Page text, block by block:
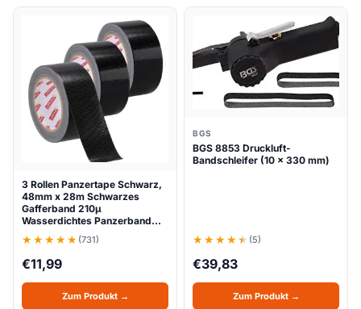
3 Rollen Panzertape Schwarz,
48mm x 28m Schwarzes
Gafferband 210μ
Wasserdichtes Panzerband…
(731)
€11,99
Zum Produkt →
BGS
BGS 8853 Druckluft-
Bandschleifer (10 x 330 mm)
(5)
€39,83
Zum Produkt →